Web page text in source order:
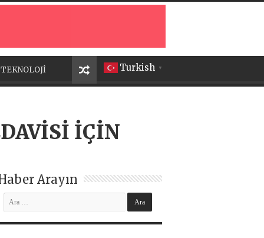
Turkish ▼
TEKNOLOJİ
İÇİN
Arayın